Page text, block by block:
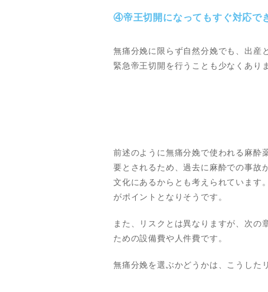
④帝王切開になってもすぐ対応で
無痛分娩に限らず自然分娩でも、出産
緊急帝王切開を行うことも少なくあり
前述のように無痛分娩で使われる麻酔
要とされるため、過去に麻酔での事故
文化にあるからとも考えられています
がポイントとなりそうです。
また、リスクとは異なりますが、次の
ための設備費や人件費です。
無痛分娩を選ぶかどうかは、こうした